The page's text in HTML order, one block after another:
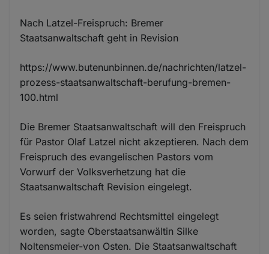
Nach Latzel-Freispruch: Bremer
Staatsanwaltschaft geht in Revision
https://www.butenunbinnen.de/nachrichten/latzel-
prozess-staatsanwaltschaft-berufung-bremen-
100.html
Die Bremer Staatsanwaltschaft will den Freispruch
für Pastor Olaf Latzel nicht akzeptieren. Nach dem
Freispruch des evangelischen Pastors vom
Vorwurf der Volksverhetzung hat die
Staatsanwaltschaft Revision eingelegt.
Es seien fristwahrend Rechtsmittel eingelegt
worden, sagte Oberstaatsanwältin Silke
Noltensmeier-von Osten. Die Staatsanwaltschaft